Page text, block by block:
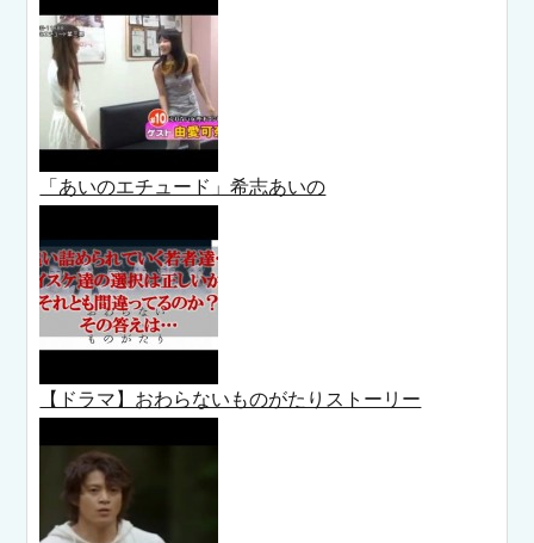
「あいのエチュード」希志あいの
【ドラマ】おわらないものがたりストーリー